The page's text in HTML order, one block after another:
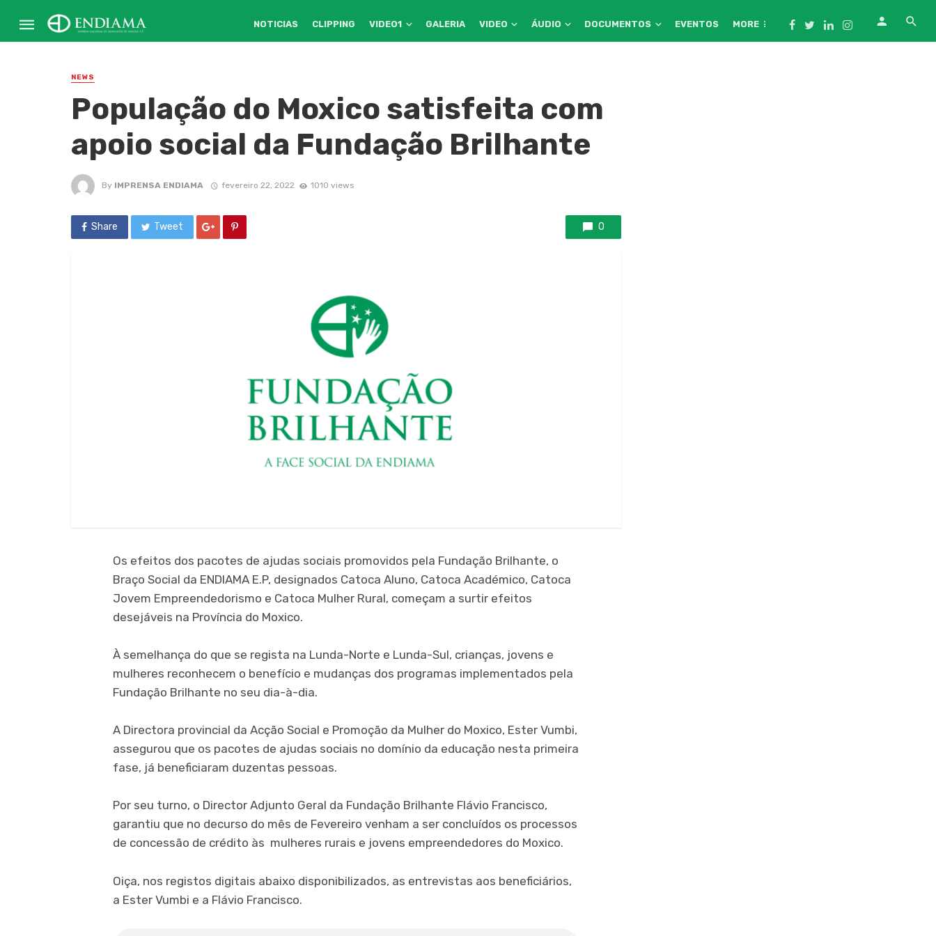
NOTICIAS CLIPPING VIDEO1 GALERIA VIDEO ÁUDIO DOCUMENTOS EVENTOS MORE
NEWS
População do Moxico satisfeita com
apoio social da Fundação Brilhante
By IMPRENSA ENDIAMA fevereiro 22, 2022 1010 views
Share Tweet 0
Os efeitos dos pacotes de ajudas sociais promovidos pela Fundação Brilhante, o
Braço Social da ENDIAMA E.P, designados Catoca Aluno, Catoca Académico, Catoca
Jovem Empreendedorismo e Catoca Mulher Rural, começam a surtir efeitos
desejáveis na Província do Moxico.
À semelhança do que se regista na Lunda-Norte e Lunda-Sul, crianças, jovens e
mulheres reconhecem o benefício e mudanças dos programas implementados pela
Fundação Brilhante no seu dia-à-dia.
A Directora provincial da Acção Social e Promoção da Mulher do Moxico, Ester Vumbi,
assegurou que os pacotes de ajudas sociais no domínio da educação nesta primeira
fase, já beneficiaram duzentas pessoas.
Por seu turno, o Director Adjunto Geral da Fundação Brilhante Flávio Francisco,
garantiu que no decurso do mês de Fevereiro venham a ser concluídos os processos
de concessão de crédito às mulheres rurais e jovens empreendedores do Moxico.
Oiça, nos registos digitais abaixo disponibilizados, as entrevistas aos beneficiários,
a Ester Vumbi e a Flávio Francisco.